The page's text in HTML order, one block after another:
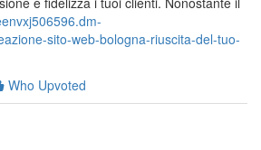
sito-web-bologna-riuscita-del-tuo-
Who Upvoted